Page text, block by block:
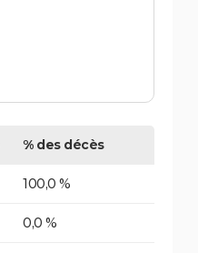
% des décès
100,0 %
0,0 %